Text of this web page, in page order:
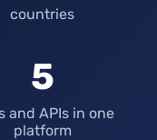
countries
5
and APIs in one
platform